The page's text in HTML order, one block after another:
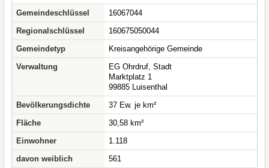
Gemeindeschlüssel
16067044
Regionalschlüssel
160675050044
Gemeindetyp
Kreisangehörige Gemeinde
Verwaltung
EG Ohrdruf, Stadt
Marktplatz 1
99885 Luisenthal
Bevölkerungsdichte
37 Ew. je km²
Fläche
30,58 km²
Einwohner
1.118
davon weiblich
561